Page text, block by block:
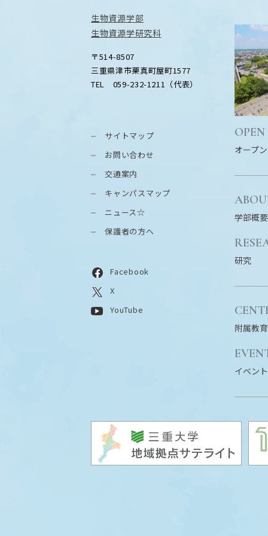
生物資源学部
生物資源学研究科
〒514-8507
三重県津市栗真町屋町1577
TEL 059-232-1211（代表）
サイトマップ
お問い合わせ
交通案内
キャンパスマップ
ニュース☆
保護者の方へ
Facebook
X
YouTube
オープ
学部概要
研究
附属教
イベン